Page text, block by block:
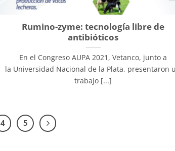
Rumino-zyme: tecnología libre de
antibióticos
En el Congreso AUPA 2021, Vetanco, junto a
la Universidad Nacional de la Plata, presentaron
trabajo [...]
4 5